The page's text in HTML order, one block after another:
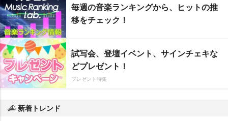
毎週の音楽ランキングから、ヒットの推
移をチェック！
試写会、登壇イベント、サインチェキな
どプレゼント！
プレゼント特集
新着トレンド